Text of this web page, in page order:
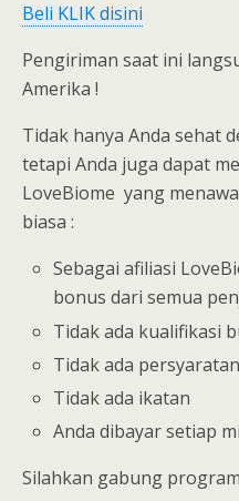
Beli KLIK disini
Pengiriman saat ini
Amerika !
Tidak hanya Anda sehat
tetapi Anda juga dapat
LoveBiome yang
biasa :
Sebagai afiliasi
bonus dari semua
Tidak ada kualifikasi
Tidak ada
Tidak ada ikatan
Anda dibayar setiap
Silahkan gabung